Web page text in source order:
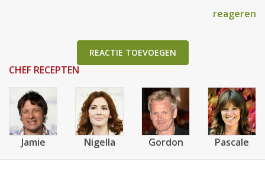
reageren
REACTIE TOEVOEGEN
CHEF RECEPTEN
Jamie Nigella Gordon Pascale